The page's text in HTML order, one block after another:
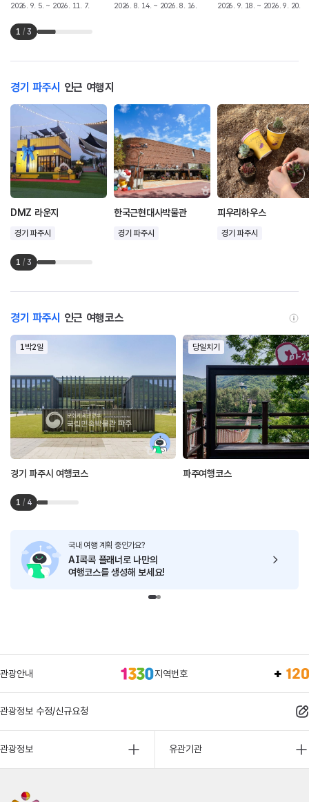
2026. 9. 5. ~ 2026. 11. 7. 2026. 8. 14. ~ 2026. 8. 16. 2026. 9. 18. ~ 2026. 9. 20.
1 / 3
경기 파주시 인근 여행지
DMZ 라운지
경기 파주시
한국근현대사박물관
경기 파주시
피우리하우스
경기 파주시
1 / 3
경기 파주시 인근 여행코스
1박2일
경기 파주시 여행코스
당일치기
파주여행코스
1 / 4
국내 여행 계획 중인가요?
AI콕콕 플래너로 나만의
여행코스를 생성해 보세요!
관광안내 지역번호
관광정보 수정/신규요청
관광정보 유관기관